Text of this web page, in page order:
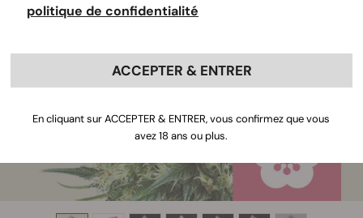
politique de confidentialité
ACCEPTER & ENTRER
En cliquant sur ACCEPTER & ENTRER, vous confirmez que vous
avez 18 ans ou plus.